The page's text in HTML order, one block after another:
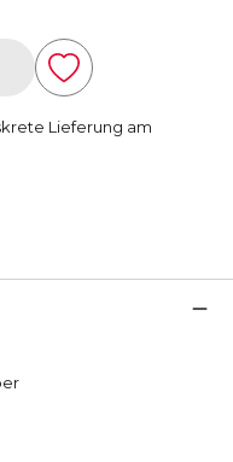
Lieferung am